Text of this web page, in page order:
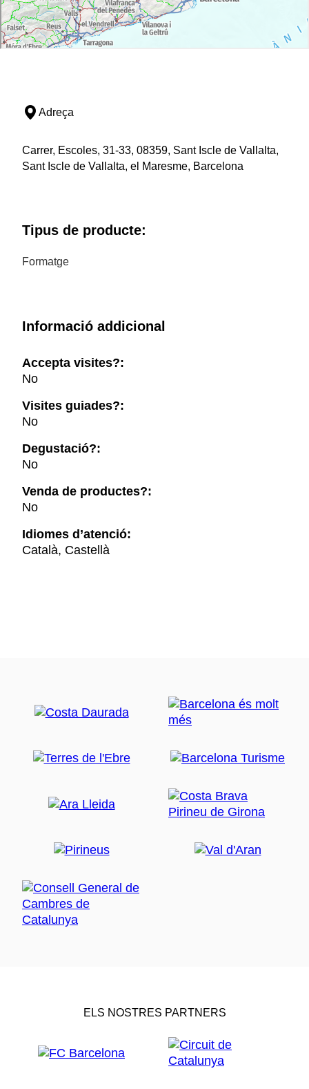
Adreça
Carrer, Escoles, 31-33, 08359, Sant Iscle de Vallalta,
Sant Iscle de Vallalta, el Maresme, Barcelona
Tipus de producte:
Formatge
Informació addicional
Accepta visites?:
No
Visites guiades?:
No
Degustació?:
No
Venda de productes?:
No
Idiomes d’atenció:
Català, Castellà
ELS NOSTRES PARTNERS